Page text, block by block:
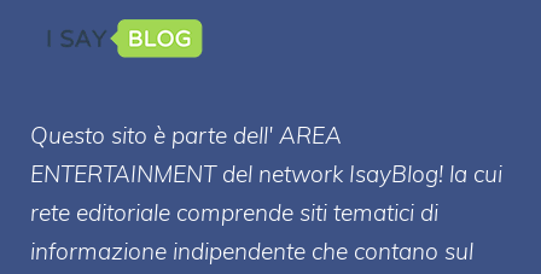
Questo sito è parte dell' AREA
ENTERTAINMENT del network IsayBlog! la cui
rete editoriale comprende siti tematici di
informazione indipendente che contano sul